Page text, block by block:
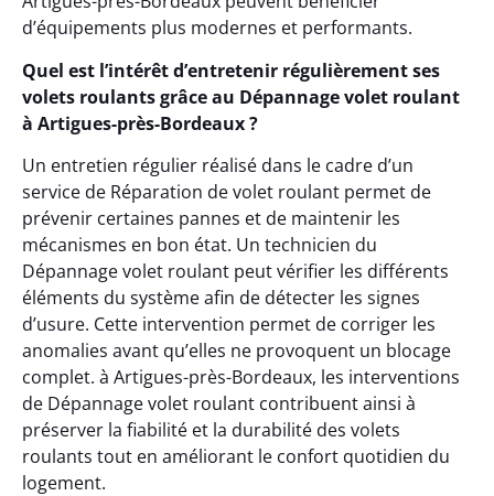
d’équipements plus modernes et performants.
Quel est l’intérêt d’entretenir régulièrement ses
volets roulants grâce au Dépannage volet roulant
à Artigues-près-Bordeaux ?
Un entretien régulier réalisé dans le cadre d’un
service de Réparation de volet roulant permet de
prévenir certaines pannes et de maintenir les
mécanismes en bon état. Un technicien du
Dépannage volet roulant peut vérifier les différents
éléments du système afin de détecter les signes
d’usure. Cette intervention permet de corriger les
anomalies avant qu’elles ne provoquent un blocage
complet. à Artigues-près-Bordeaux, les interventions
de Dépannage volet roulant contribuent ainsi à
préserver la fiabilité et la durabilité des volets
roulants tout en améliorant le confort quotidien du
logement.